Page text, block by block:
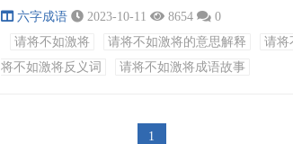
语接龙： 将心比心、将功折罪、将欲取之、将错就
或造句。造句：1.面对孩子的错误，有时请将不如激
六字成语 2023-10-11 8654
0
请将不如激将
请将不如激将的意思解释 请将
将不如激将反义词
请将不如激将成语故事
1